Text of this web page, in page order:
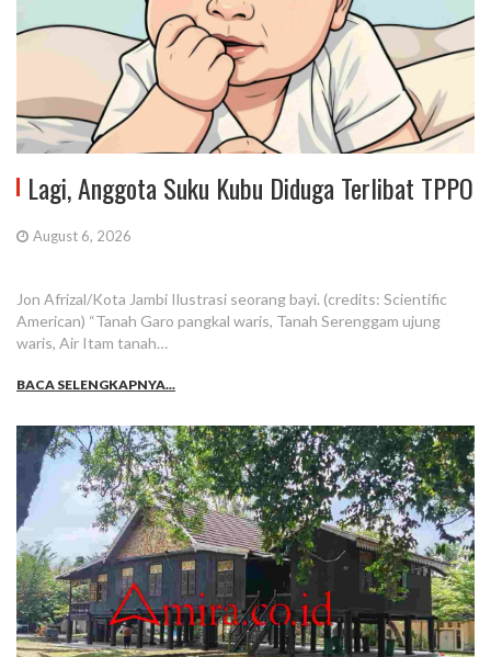
Lagi, Anggota Suku Kubu Diduga Terlibat TPPO
August 6, 2026
Jon Afrizal/Kota Jambi Ilustrasi seorang bayi. (credits: Scientific
American) “Tanah Garo pangkal waris, Tanah Serenggam ujung
waris, Air Itam tanah…
BACA SELENGKAPNYA...